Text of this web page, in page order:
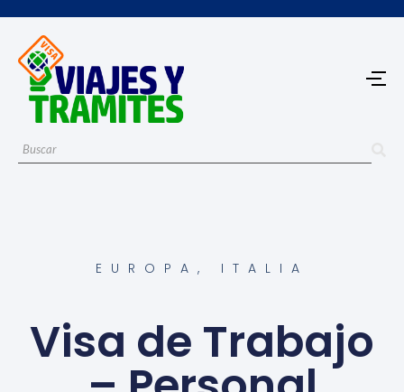
EUROPA , ITALIA
Visa de Trabajo